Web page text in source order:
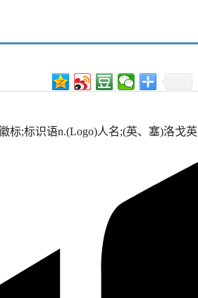
标;标识语n.(Logo)人名;(英、塞)洛戈英